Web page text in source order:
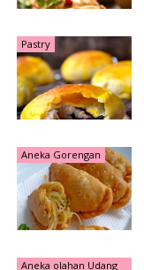
Pastry
Aneka Gorengan
Aneka olahan Udang